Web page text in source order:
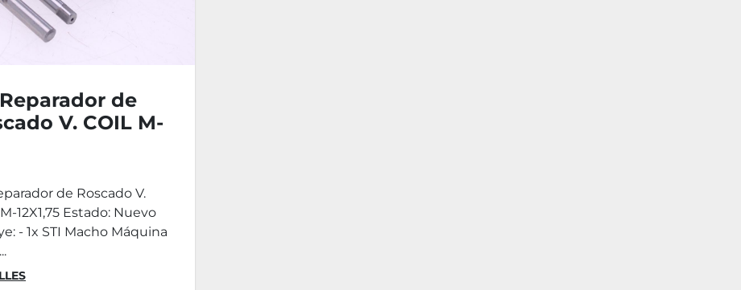
de
V. COIL M-
de Roscado V.
12X1,75 Estado: Nuevo
- 1x STI Macho Máquina